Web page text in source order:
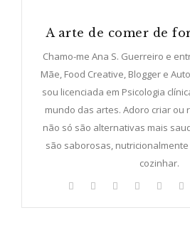
A arte de comer de
Chamo-me Ana S. Guerreiro e
Mãe, Food Creative, Blogger e
sou licenciada em Psicologia
mundo das artes. Adoro criar ou
não só são alternativas mais
são saborosas,
cozinhar.